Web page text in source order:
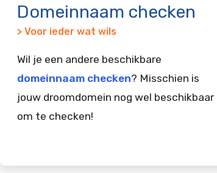
Domeinnaam checken
> Voor ieder wat wils
Wil je een andere beschikbare
domeinnaam checken? Misschien is
jouw droomdomein nog wel beschikbaar
om te checken!